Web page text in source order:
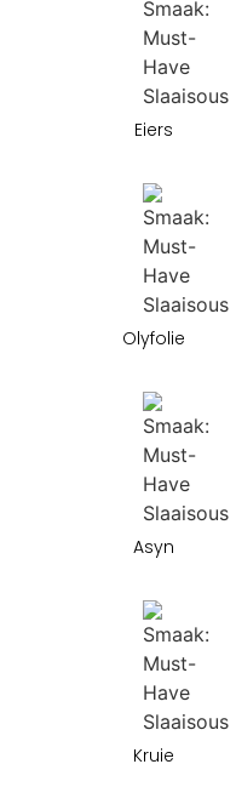
Eiers
Olyfolie
Asyn
Kruie